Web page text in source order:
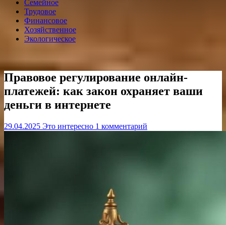
Семейное
Трудовое
Финансовое
Хозяйственное
Экологическое
Правовое регулирование онлайн-
платежей: как закон охраняет ваши
деньги в интернете
29.04.2025 Это интересно 1 комментарий